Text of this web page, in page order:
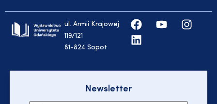
ul. Armii Krajowej
119/121
81-824 Sopot
Newsletter